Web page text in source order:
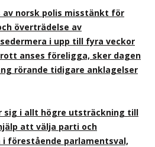
av norsk polis misstänkt för
överträdelse av
i upp till fyra veckor
anses föreligga, sker dagen
rörande tidigare anklagelser
sig i allt högre utsträckning till
att välja parti och
förestående parlamentsval,